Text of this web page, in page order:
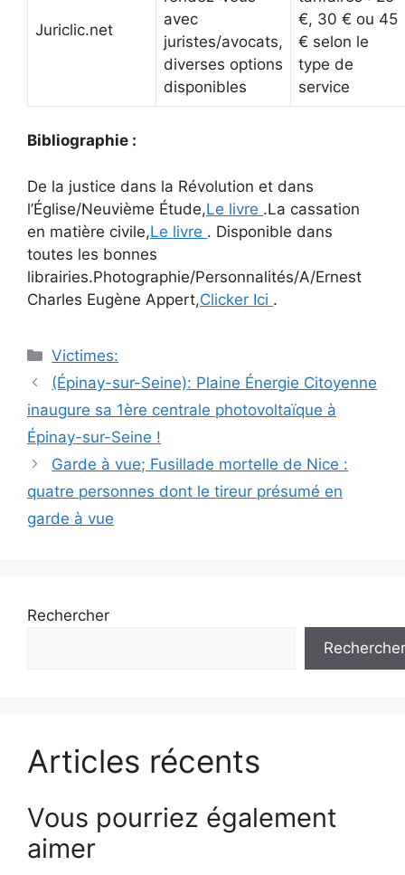
Juriclic.net
avec
juristes/avocats,
diverses options
disponibles
€, 30 € ou 45
€ selon le
type de
service
Bibliographie :
De la justice dans la Révolution et dans
l’Église/Neuvième Étude,Le livre .La cassation
en matière civile,Le livre . Disponible dans
toutes les bonnes
librairies.Photographie/Personnalités/A/Ernest
Charles Eugène Appert,Clicker Ici .
Catégories
Victimes:
Navigation
des
articles
(Épinay-sur-Seine): Plaine Énergie Citoyenne
inaugure sa 1ère centrale photovoltaïque à
Épinay-sur-Seine !
Garde à vue; Fusillade mortelle de Nice :
quatre personnes dont le tireur présumé en
garde à vue
Rechercher
Rechercher
Articles récents
Vous pourriez également
aimer